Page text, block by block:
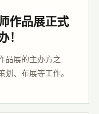
作品展正式
品展的主办方之
、布展等工作。